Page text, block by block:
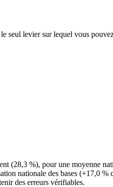
seul levier sur lequel vous
(28,3 %), pour une moyenne
nationale des bases (+17,0 %
des erreurs vérifiables.